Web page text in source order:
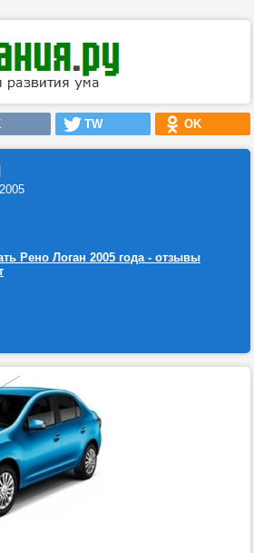
TW OK
Рено Логан 2005 года - отзывы